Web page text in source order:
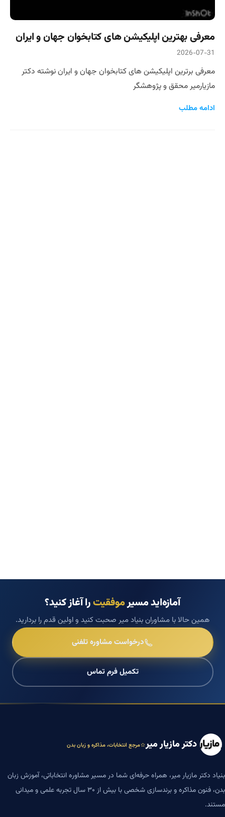
معرفی بهترین اپلیکیشن های کتابخوان جهان و ایران
2026-07-31
معرفی برترین اپلیکیشن های کتابخوان جهان و ایران نوشته دکتر
مازیارمیر محقق و پژوهشگر
ادامه مطلب
آمازه‌اید مسیرموفقیترا آغاز کنید؟
همین حالا با مشاوران بنیاد میر صحبت کنید و اولین قدم را بردارید.
درخواست مشاوره تلفنی
تکمیل فرم تماس
دکتر مازیار میر مرجع انتخابات، مذاکره و زبان بدن
بنیاد دکتر مازیار میر، همراه حرفه‌ای شما در مسیر مشاوره انتخاباتی، آموزش زبان
بدن، فنون مذاکره و برندسازی شخصی با بیش از ۳۰ سال تجربه علمی و میدانی
مستند.